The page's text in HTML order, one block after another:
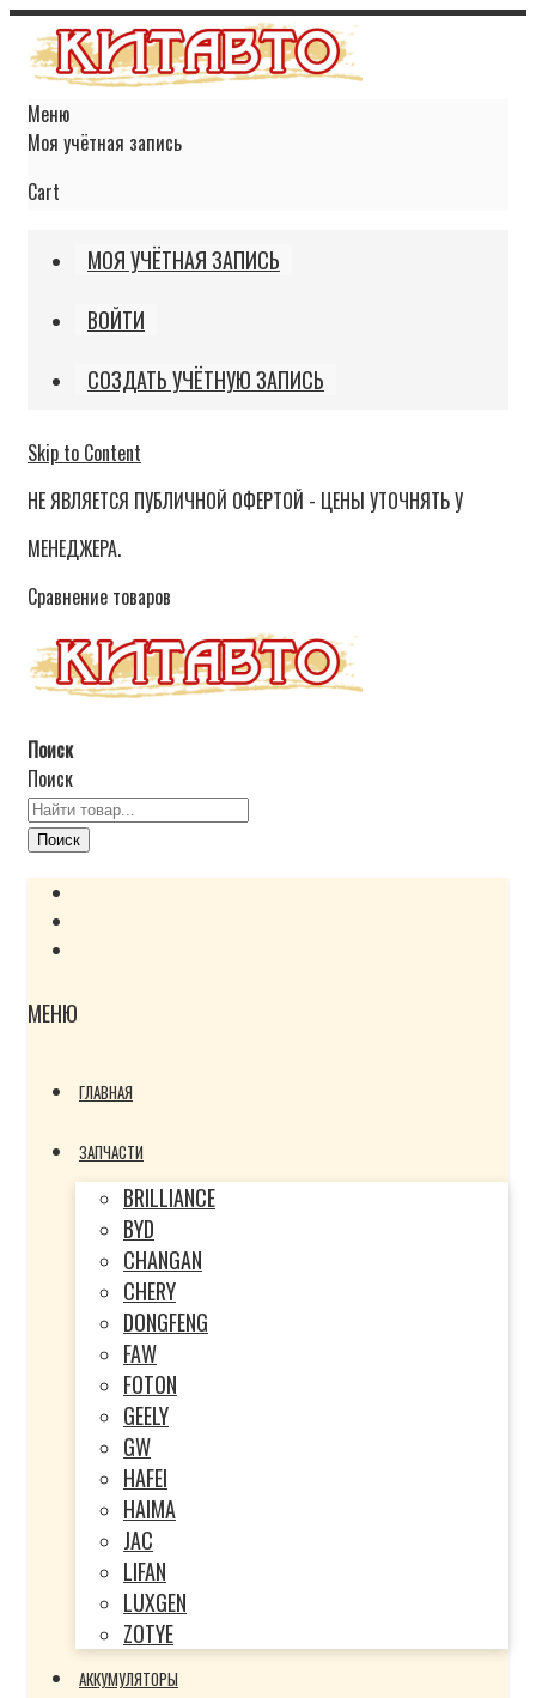
Меню
Моя учётная запись
Cart
МОЯ УЧЁТНАЯ ЗАПИСЬ
ВОЙТИ
СОЗДАТЬ УЧЁТНУЮ ЗАПИСЬ
Skip to Content
НЕ ЯВЛЯЕТСЯ ПУБЛИЧНОЙ ОФЕРТОЙ - ЦЕНЫ УТОЧНЯТЬ У
МЕНЕДЖЕРА.
Сравнение товаров
Поиск
Поиск
Поиск
МЕНЮ
ГЛАВНАЯ
ЗАПЧАСТИ
BRILLIANCE
BYD
CHANGAN
CHERY
DONGFENG
FAW
FOTON
GEELY
GW
HAFEI
HAIMA
JAC
LIFAN
LUXGEN
ZOTYE
АККУМУЛЯТОРЫ